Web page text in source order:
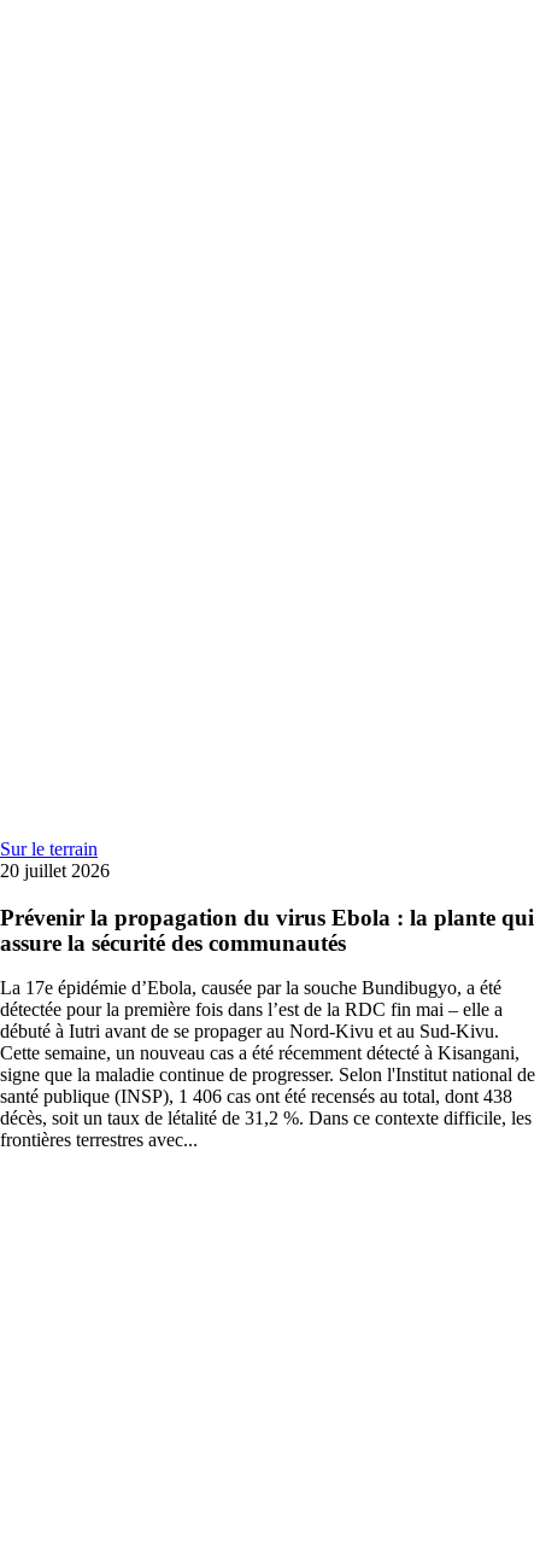
Sur le terrain
20 juillet 2026
Prévenir la propagation du virus Ebola : la plante qui
assure la sécurité des communautés
La 17e épidémie d’Ebola, causée par la souche Bundibugyo, a été
détectée pour la première fois dans l’est de la RDC fin mai – elle a
débuté à Iutri avant de se propager au Nord-Kivu et au Sud-Kivu.
Cette semaine, un nouveau cas a été récemment détecté à Kisangani,
signe que la maladie continue de progresser. Selon l'Institut national de
santé publique (INSP), 1 406 cas ont été recensés au total, dont 438
décès, soit un taux de létalité de 31,2 %. Dans ce contexte difficile, les
frontières terrestres avec...